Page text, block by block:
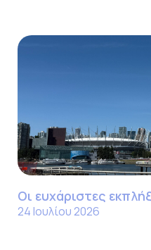
Οι ευχάριστες
24 Ιουλίου 2026